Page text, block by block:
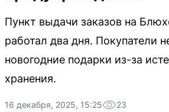
Пункт выдачи заказов на
работал два дня. Покупатели
новогодние подарки из-за
хранения.
16 декабря, 2025, 15:25 23